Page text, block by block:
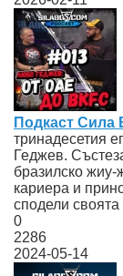
Подкаст
тринадесетия
Геджев.
бразилско жиу-
кариера и
сподели своята
0
2286
2024-05-14